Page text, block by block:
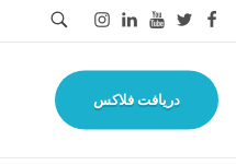
دریافت فلاکس